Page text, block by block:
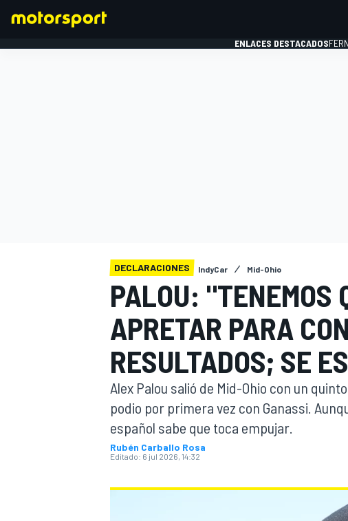
ENLACES DESTACADOS
DECLARACIONES IndyCar Mid-Ohio
PALOU: "TENEMOS
APRETAR PARA
RESULTADOS; SE
Alex Palou salió de Mid-Ohio con un
podio por primera vez con Ganassi.
español sabe que toca empujar.
Rubén Carballo Rosa
Editado: 6 jul 2026, 14:32